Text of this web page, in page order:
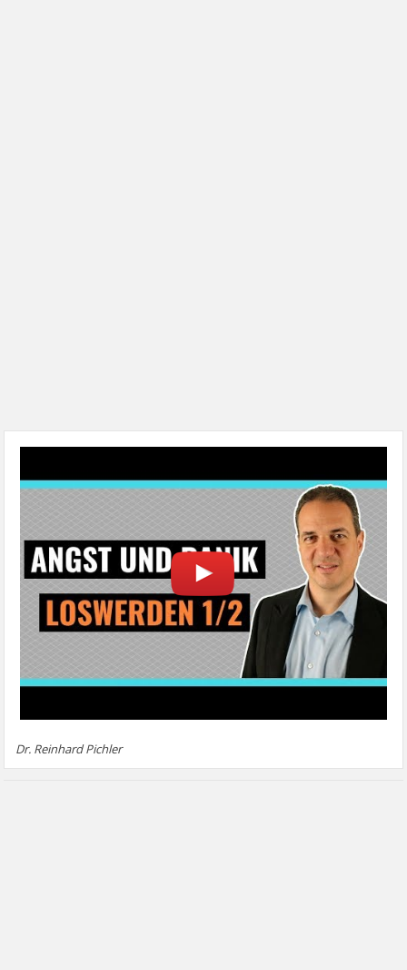
Dr. Reinhard Pichler